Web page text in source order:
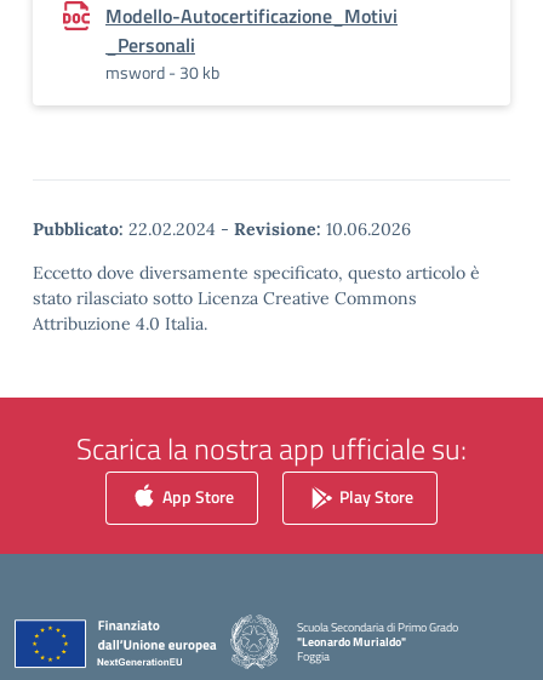
Modello-Autocertificazione_Motivi
_Personali
msword - 30 kb
Pubblicato: 22.02.2024 - Revisione: 10.06.2026
Eccetto dove diversamente specificato, questo articolo è
stato rilasciato sotto Licenza Creative Commons
Attribuzione 4.0 Italia.
Scarica la nostra app ufficiale su:
App Store Play Store
Scuola Secondaria di Primo Grado
"Leonardo Murialdo"
Foggia
— Visita la pagina iniziale della scuola